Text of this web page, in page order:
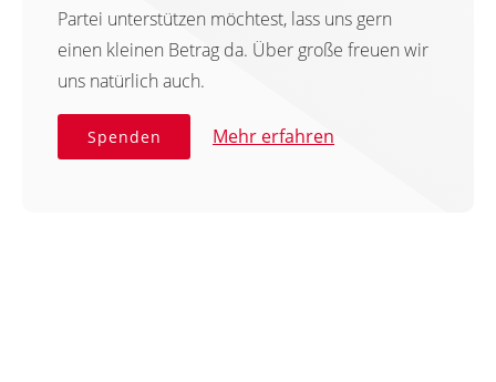
Partei unterstützen möchtest, lass uns gern
einen kleinen Betrag da. Über große freuen wir
uns natürlich auch.
Spenden Mehr erfahren